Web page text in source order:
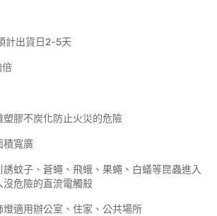
計出貨日2-5天
倍
膠不炭化防止火災的危險
積寬廣
蚊子、蒼蠅、飛蛾、果蠅、白蟻等昆蟲進入
危險的直流電觸殺
適用辦公室、住家、公共場所